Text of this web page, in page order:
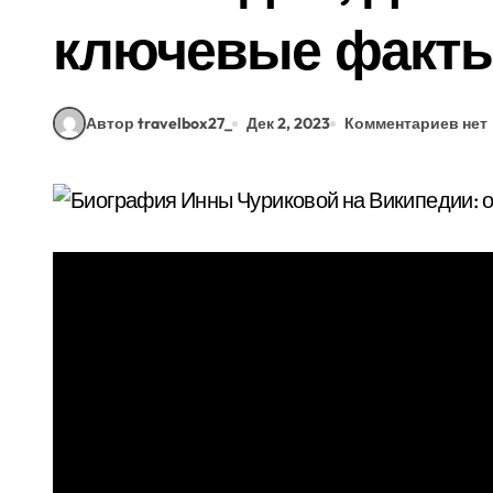
ключевые
Автор travelbox27_ Дек 2, 2023 Комментариев нет